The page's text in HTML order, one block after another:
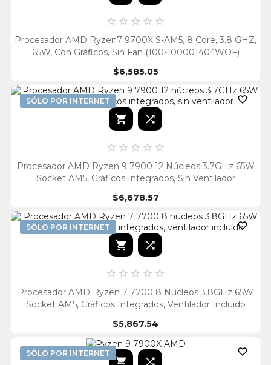
    
Procesador AMD Ryzen7 9700X S-AM5, 8 Core, 3.8 GHZ,
65W, Con Gráficos, Sin Fan (100-100001404WOF)
$6,585.05
SÓLO POR INTERNET 
 
    
Procesador AMD Ryzen 9 7900 12 Núcleos 3.7GHz 65W
Socket AM5, Gráficos Integrados, Sin Ventilador
$6,678.57
SÓLO POR INTERNET 
 
    
Procesador AMD Ryzen 7 7700 8 Núcleos 3.8GHz 65W
Socket AM5, Gráficos Integrados, Ventilador Incluido
$5,867.54
SÓLO POR INTERNET 
 